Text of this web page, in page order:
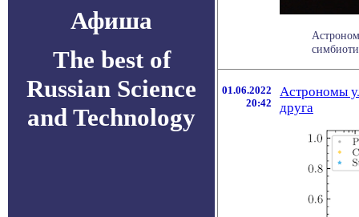
Афиша
The best of
Russian Science
and Technology
01.06.2022
20:42
Астрономы
друга